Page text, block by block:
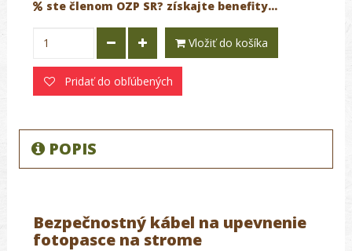
ste členom OZP SR? získajte benefity...
Vložiť do košíka
Pridať do obľúbených
POPIS
Bezpečnostný kábel na upevnenie
fotopasce na strome